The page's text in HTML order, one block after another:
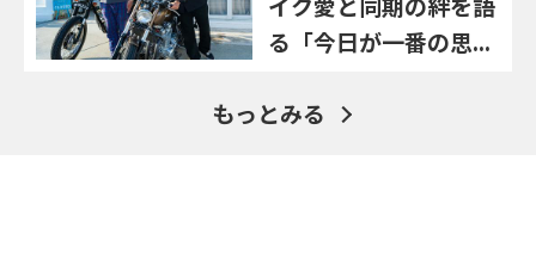
る「今日が一番の思...
もっとみる